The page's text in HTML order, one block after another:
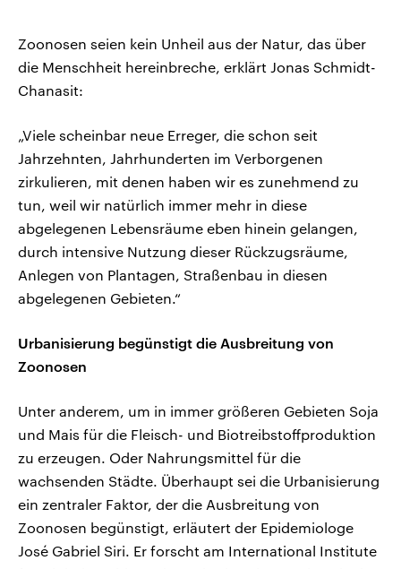
Zoonosen seien kein Unheil aus der Natur, das über
die Menschheit hereinbreche, erklärt Jonas Schmidt-
Chanasit:
„Viele scheinbar neue Erreger, die schon seit
Jahrzehnten, Jahrhunderten im Verborgenen
zirkulieren, mit denen haben wir es zunehmend zu
tun, weil wir natürlich immer mehr in diese
abgelegenen Lebensräume eben hinein gelangen,
durch intensive Nutzung dieser Rückzugsräume,
Anlegen von Plantagen, Straßenbau in diesen
abgelegenen Gebieten.“
Urbanisierung begünstigt die Ausbreitung von
Zoonosen
Unter anderem, um in immer größeren Gebieten Soja
und Mais für die Fleisch- und Biotreibstoffproduktion
zu erzeugen. Oder Nahrungsmittel für die
wachsenden Städte. Überhaupt sei die Urbanisierung
ein zentraler Faktor, der die Ausbreitung von
Zoonosen begünstigt, erläutert der Epidemiologe
José Gabriel Siri. Er forscht am International Institute